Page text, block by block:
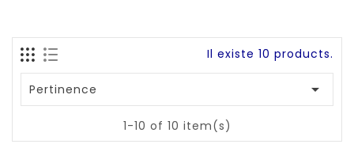
Il existe 10 products.
Pertinence 
1-10 of 10 item(s)